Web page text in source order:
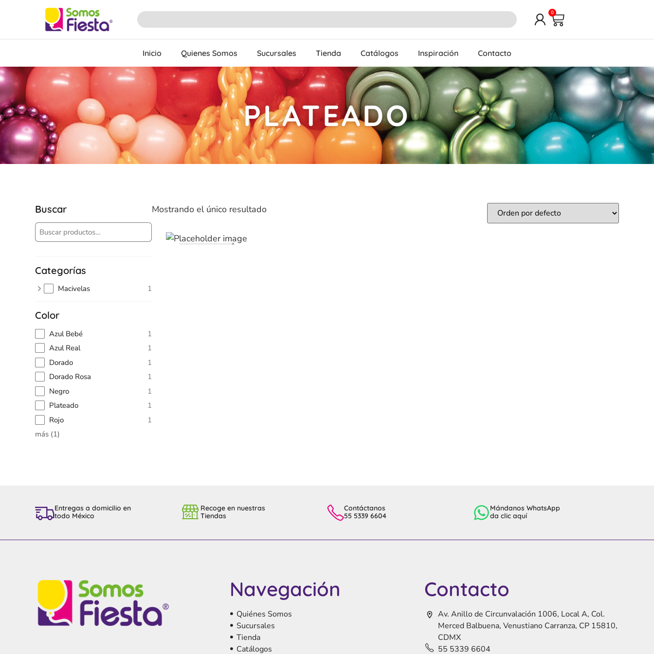
0
Inicio Quienes Somos Sucursales Tienda Catálogos Inspiración Contacto
PLATEADO
Buscar
Categorías
Macivelas 1
Color
Azul Bebé
1
Azul Real
1
Dorado
1
Dorado Rosa
1
Negro
1
Plateado
1
Rojo
1
más (1)
Mostrando el único resultado
Entregas a domicilio en
todo México
Recoge en nuestras
Tiendas
Contáctanos
55 5339 6604
Mándanos WhatsApp
da clic aquí
Navegación
Quiénes Somos
Sucursales
Tienda
Catálogos
Contacto
Av. Anillo de Circunvalación 1006, Local A, Col.
Merced Balbuena, Venustiano Carranza, CP 15810,
CDMX
55 5339 6604